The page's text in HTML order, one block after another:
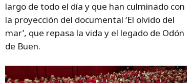
largo de todo el día y que han culminado con
la proyección del documental ‘El olvido del
mar’, que repasa la vida y el legado de Odón
de Buen.